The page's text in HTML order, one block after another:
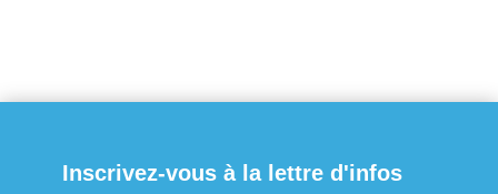
Inscrivez-vous à la lettre d'infos